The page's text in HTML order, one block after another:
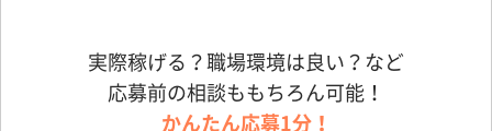
実際稼げる？職場環境は良い？など
応募前の相談ももちろん可能！
かんたん応募1分！